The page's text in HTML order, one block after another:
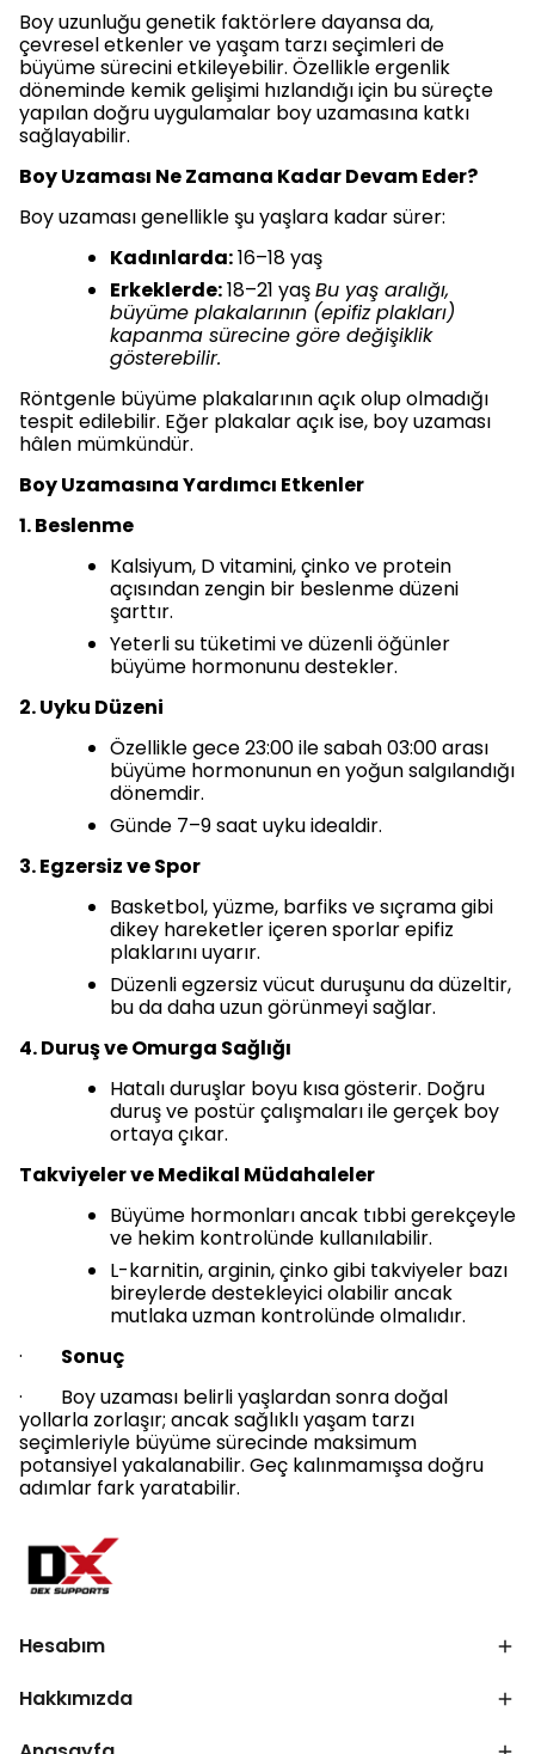
Boy uzunluğu genetik faktörlere dayansa da,
çevresel etkenler ve yaşam tarzı seçimleri de
büyüme sürecini etkileyebilir. Özellikle ergenlik
döneminde kemik gelişimi hızlandığı için bu süreçte
yapılan doğru uygulamalar boy uzamasına katkı
sağlayabilir.
Boy Uzaması Ne Zamana Kadar Devam Eder?
Boy uzaması genellikle şu yaşlara kadar sürer:
Kadınlarda:16–18 yaş
Erkeklerde:18–21 yaşBu yaş aralığı,
büyüme plakalarının (epifiz plakları)
kapanma sürecine göre değişiklik
gösterebilir.
Röntgenle büyüme plakalarının açık olup olmadığı
tespit edilebilir. Eğer plakalar açık ise, boy uzaması
hâlen mümkündür.
Boy Uzamasına Yardımcı Etkenler
1. Beslenme
Kalsiyum, D vitamini, çinko ve protein
açısından zengin bir beslenme düzeni
şarttır.
Yeterli su tüketimi ve düzenli öğünler
büyüme hormonunu destekler.
2. Uyku Düzeni
Özellikle gece 23:00 ile sabah 03:00 arası
büyüme hormonunun en yoğun salgılandığı
dönemdir.
Günde 7–9 saat uyku idealdir.
3. Egzersiz ve Spor
Basketbol, yüzme, barfiks ve sıçrama gibi
dikey hareketler içeren sporlar epifiz
plaklarını uyarır.
Düzenli egzersiz vücut duruşunu da düzeltir,
bu da daha uzun görünmeyi sağlar.
4. Duruş ve Omurga Sağlığı
Hatalı duruşlar boyu kısa gösterir. Doğru
duruş ve postür çalışmaları ile gerçek boy
ortaya çıkar.
Takviyeler ve Medikal Müdahaleler
Büyüme hormonları ancak tıbbi gerekçeyle
ve hekim kontrolünde kullanılabilir.
L-karnitin, arginin, çinko gibi takviyeler bazı
bireylerde destekleyici olabilir ancak
mutlaka uzman kontrolünde olmalıdır.
· Sonuç
· Boy uzaması belirli yaşlardan sonra doğal
yollarla zorlaşır; ancak sağlıklı yaşam tarzı
seçimleriyle büyüme sürecinde maksimum
potansiyel yakalanabilir. Geç kalınmamışsa doğru
adımlar fark yaratabilir.
Hesabım
Hakkımızda